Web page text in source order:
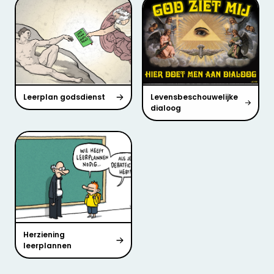
Leerplan godsdienst
Levensbeschouwelijke
dialoog
Herziening
leerplannen